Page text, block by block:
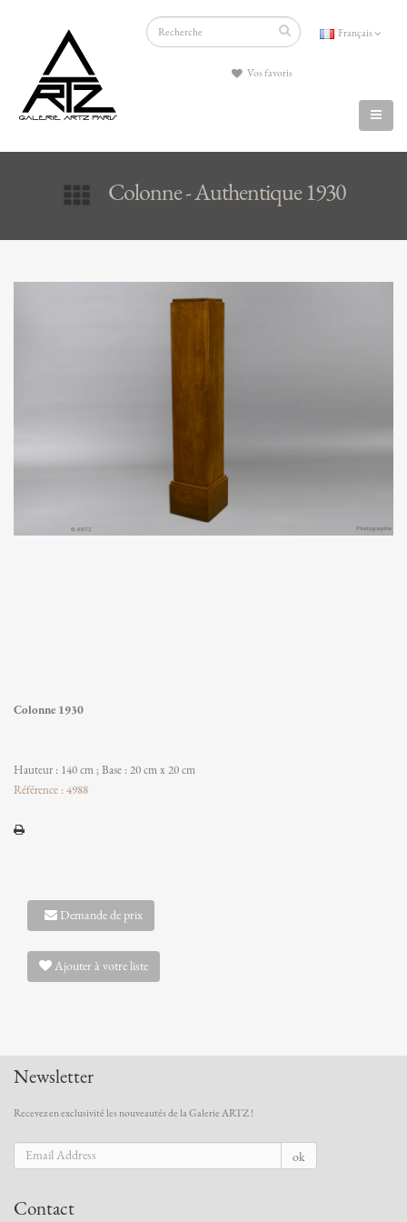
Français
Vos favoris
Colonne - Authentique 1930
Colonne 1930
Hauteur : 140 cm ; Base : 20 cm x 20 cm
Référence : 4988
Demande de prix
Ajouter à votre liste
Newsletter
Recevez en exclusivité les nouveautés de la Galerie ARTZ !
ok
Contact